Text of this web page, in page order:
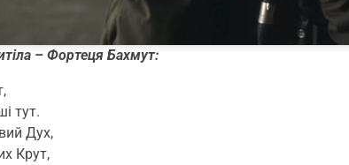
– Фортеця Бахмут:
тут.
Дух,
Крут,